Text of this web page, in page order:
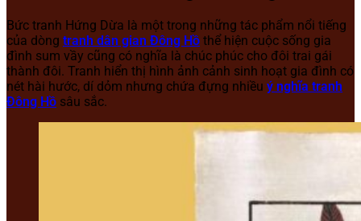
Bức tranh Hứng Dừa là một trong những tác phẩm nổi tiếng
của dòng tranh dân gian Đông Hồ thể hiện cuộc sống gia
đình sum vầy cũng có nghĩa là chúc phúc cho đôi trai gái
thành đôi. Tranh hiển thị hình ảnh cảnh sinh hoạt gia đình có
nét hài hước, dí dỏm nhưng chứa đựng nhiều ý nghĩa tranh
Đông Hồ sâu sắc.